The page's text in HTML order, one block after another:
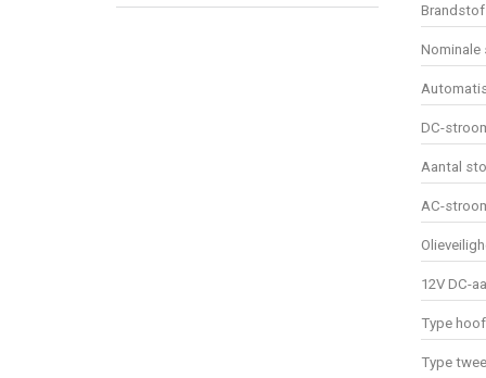
Brandstof
Nominale
DC-
Aantal
AC-
12V DC-
Type
Type